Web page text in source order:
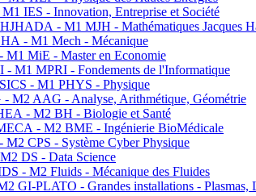
IES - Innovation, Entreprise et Société
- M1 MJH - Mathématiques Jacques
- M1 Mech - Mécanique
M1 MiE - Master en Economie
- M1 MPRI - Fondements de l'Informatique
- M1 PHYS - Physique
M2 AAG - Analyse, Arithmétique, Géométrie
- M2 BH - Biologie et Santé
- M2 BME - Ingénierie BioMédicale
M2 CPS - Système Cyber Physique
DS - Data Science
- M2 Fluids - Mécanique des Fluides
GI-PLATO - Grandes installations - Plasmas,